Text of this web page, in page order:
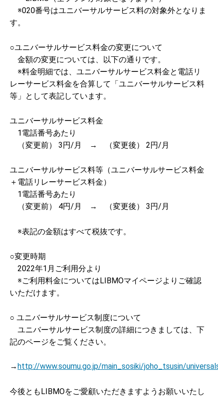
※020番号はユニバーサルサービス料の対象外となりま
す。
○ユニバーサルサービス料金の変更について
金額の変更については、以下の通りです。
※料金明細では、ユニバーサルサービス料金と電話リ
レーサービス料金を合算して「ユニバーサルサービス料
等」として表記しています。
ユニバーサルサービス料金
1電話番号あたり
（変更前） 3円/月 → （変更後） 2円/月
ユニバーサルサービス料等（ユニバーサルサービス料金
＋電話リレーサービス料金）
1電話番号あたり
（変更前） 4円/月 → （変更後） 3円/月
※表記の金額はすべて税抜です。
○変更時期
2022年1月ご利用分より
※ご利用料金についてはLIBMOマイページよりご確認
いただけます。
○ ユニバーサルサービス制度について
ユニバーサルサービス制度の詳細につきましては、下
記のページをご覧ください。
→ http://www.soumu.go.jp/main_sosiki/joho_tsusin/
今後ともLIBMOをご愛顧いただきますようお願いいたし